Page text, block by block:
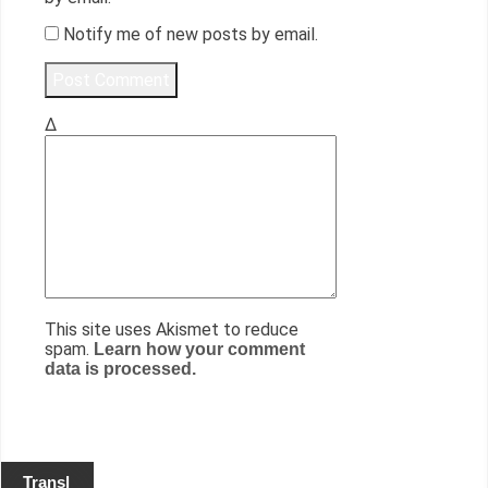
Notify me of new posts by email.
Δ
This site uses Akismet to reduce
spam. Learn how your comment
data is processed.
Transl